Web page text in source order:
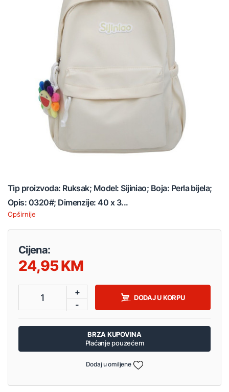
Tip proizvoda: Ruksak; Model: Sijiniao; Boja: Perla bijela;
Opis: 0320#; Dimenzije: 40 x 3...
Opširnije
Cijena:
24,95
1
+
-
DODAJ U KORPU
BRZA KUPOVINA
Plaćanje pouzećem
Dodaj u omiljene